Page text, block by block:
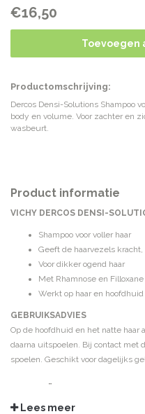
€16,50
Toevoegen
Productomschrijving:
Dercos Densi-Solutions Shampoo
body en volume. Voor zachter en
wasbeurt.
Product informatie
VICHY DERCOS DENSI-
Shampoo voor voller haar
Geeft de haarvezels
Voor dikker ogend haar
Met Rhamnose en Filloxane
Werkt op haar en hoofdhuid
GEBRUIKSADVIES
Op de hoofdhuid en het natte haar
daarna uitspoelen. Bij contact met
spoelen. Geschikt voor dagelijks
Aqua/Water, Sodium Laureth
Lees meer